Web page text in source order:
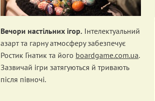
Вечори настільних ігор. Інтелектуальний
азарт та гарну атмосферу забезпечує
Ростик Гнатик та його boardgame.com.ua.
Зазвичай ігри затягуються й тривають
після півночі.